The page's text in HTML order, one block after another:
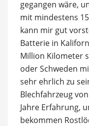
gegangen wäre,
mit mindestens
kann mir gut
Batterie in
Million Kilometer
oder Schweden
sehr ehrlich zu
Blechfahrzeug
Jahre Erfahrung,
bekommen